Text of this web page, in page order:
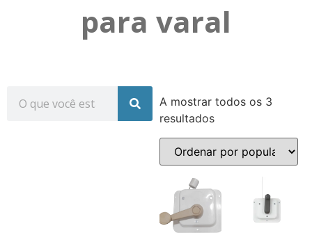
para varal
A mostrar todos os 3
resultados